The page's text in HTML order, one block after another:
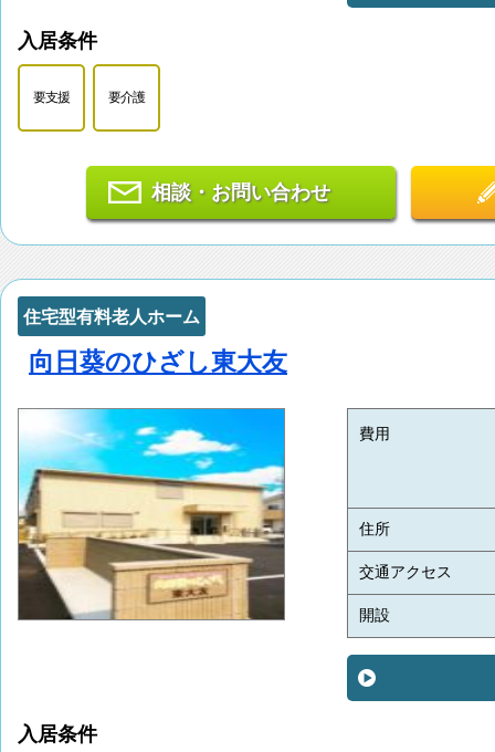
入居条件
要支援 要介護
相談・お問い合わせ
住宅型有料老人ホーム
向日葵のひざし東大友
費用
住所
交通アクセス
開設
入居条件